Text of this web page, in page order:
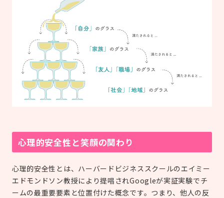
心理的安全性と笑顔の関わり
心理的安全性とは、ハーバードビジネススクールのエイミー
エドモンドソン教授により提唱されGoogleが実証実験でチ
ームの最重要要素と位置付けた概念です。つまり、他人の反